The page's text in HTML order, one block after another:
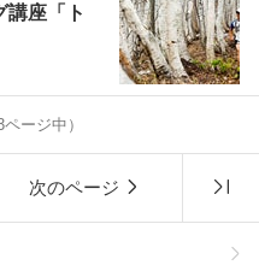
講座「ト
ページ中）
次のページ